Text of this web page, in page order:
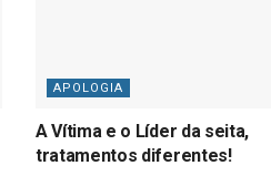
APOLOGIA
A Vítima e o Líder da seita,
tratamentos diferentes!